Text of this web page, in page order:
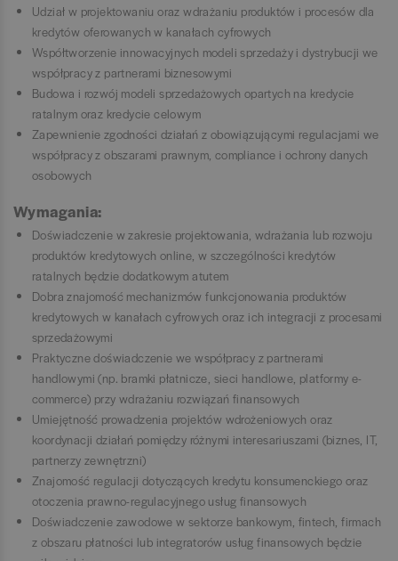
Udział w projektowaniu oraz wdrażaniu produktów i procesów dla
kredytów oferowanych w kanałach cyfrowych
Współtworzenie innowacyjnych modeli sprzedaży i dystrybucji we
współpracy z partnerami biznesowymi
Budowa i rozwój modeli sprzedażowych opartych na kredycie
ratalnym oraz kredycie celowym
Zapewnienie zgodności działań z obowiązującymi regulacjami we
współpracy z obszarami prawnym, compliance i ochrony danych
osobowych
Wymagania:
Doświadczenie w zakresie projektowania, wdrażania lub rozwoju
produktów kredytowych online, w szczególności kredytów
ratalnych będzie dodatkowym atutem
Dobra znajomość mechanizmów funkcjonowania produktów
kredytowych w kanałach cyfrowych oraz ich integracji z procesami
sprzedażowymi
Praktyczne doświadczenie we współpracy z partnerami
handlowymi (np. bramki płatnicze, sieci handlowe, platformy e-
commerce) przy wdrażaniu rozwiązań finansowych
Umiejętność prowadzenia projektów wdrożeniowych oraz
koordynacji działań pomiędzy różnymi interesariuszami (biznes, IT,
partnerzy zewnętrzni)
Znajomość regulacji dotyczących kredytu konsumenckiego oraz
otoczenia prawno-regulacyjnego usług finansowych
Doświadczenie zawodowe w sektorze bankowym, fintech, firmach
z obszaru płatności lub integratorów usług finansowych będzie